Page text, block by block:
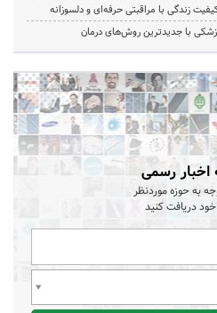
زندگی با مراقبتی حرفه‌ای و دلسوزانه
با جدیدترین روش‌های درمان
اخبار رسمی
به حوزه موردنظر
دریافت کنید